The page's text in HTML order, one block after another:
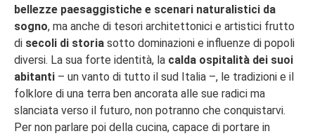
bellezze paesaggistiche e scenari naturalistici da
sogno, ma anche di tesori architettonici e artistici frutto
di secoli di storia sotto dominazioni e influenze di popoli
diversi. La sua forte identità, la calda ospitalità dei suoi
abitanti – un vanto di tutto il sud Italia –, le tradizioni e il
folklore di una terra ben ancorata alle sue radici ma
slanciata verso il futuro, non potranno che conquistarvi.
Per non parlare poi della cucina, capace di portare in